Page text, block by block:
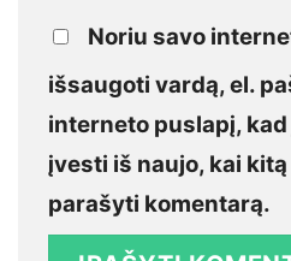
Noriu savo
išsaugoti vardą, el.
interneto puslapį,
įvesti iš naujo, kai
parašyti komentarą.